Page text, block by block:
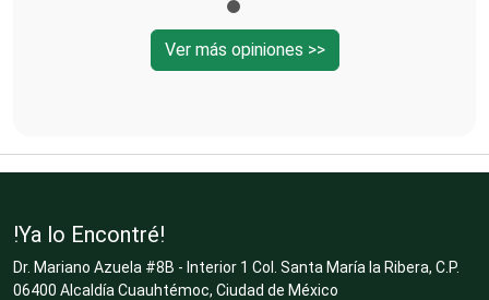
Artes Gráficas
Artículos de Oficina
Ver más opiniones >>
!Ya lo Encontré!
Dr. Mariano Azuela #8B - Interior 1 Col. Santa María la Ribera, C.P.
06400 Alcaldía Cuauhtémoc, Ciudad de México